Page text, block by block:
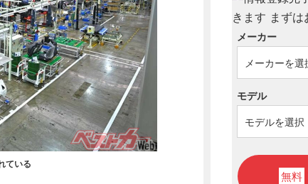
ている
メーカー
モデル
無料